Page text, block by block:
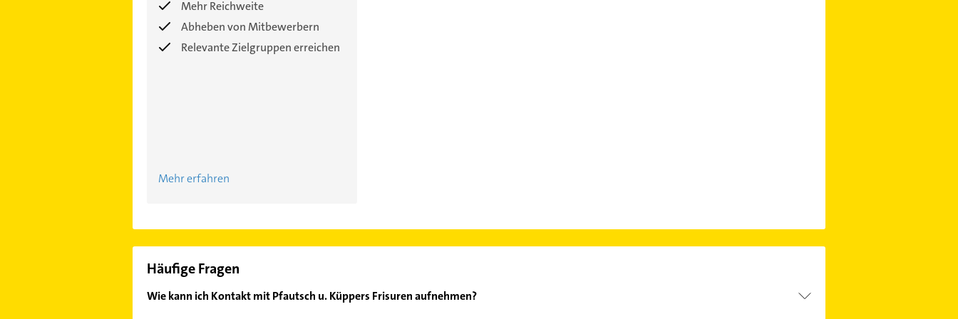
Mehr Reichweite
Abheben von Mitbewerbern
Relevante Zielgruppen erreichen
Mehr erfahren
Häufige Fragen
Wie kann ich Kontakt mit Pfautsch u. Küppers Frisuren aufnehmen?